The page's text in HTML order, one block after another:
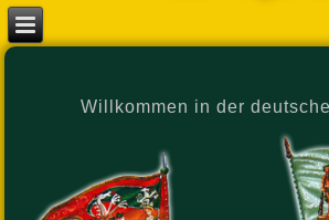
Willkommen in der